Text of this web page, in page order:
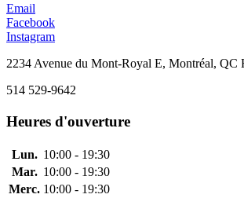
Email
Facebook
Instagram
2234 Avenue du Mont-Royal E, Montréal, QC
514 529-9642
Heures d'ouverture
Lun. 10:00 - 19:30
Mar. 10:00 - 19:30
Merc. 10:00 - 19:30